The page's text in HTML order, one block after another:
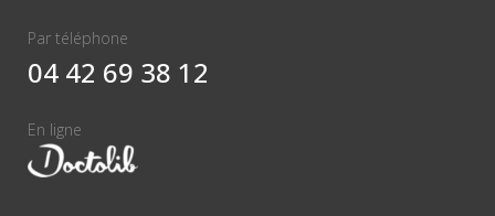
Par téléphone
04 42 69 38 12
En ligne